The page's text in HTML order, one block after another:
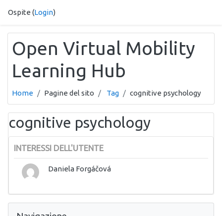
Ospite (Login)
Open Virtual Mobility
Learning Hub
Home Pagine del sito Tag cognitive psychology
cognitive psychology
INTERESSI DELL'UTENTE
Daniela Forgáčová